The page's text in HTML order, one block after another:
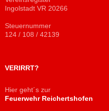
Ingolstadt VR 20266
Steuernummer
124 / 108 / 42139
VERIRRT?
Hier geht´s zur
Feuerwehr Reichertshofen